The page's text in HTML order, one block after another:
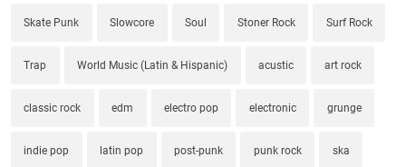
Skate Punk Slowcore Soul Stoner Rock Surf Rock
Trap World Music (Latin & Hispanic) acustic art rock
classic rock edm electro pop electronic grunge
indie pop latin pop post-punk punk rock ska